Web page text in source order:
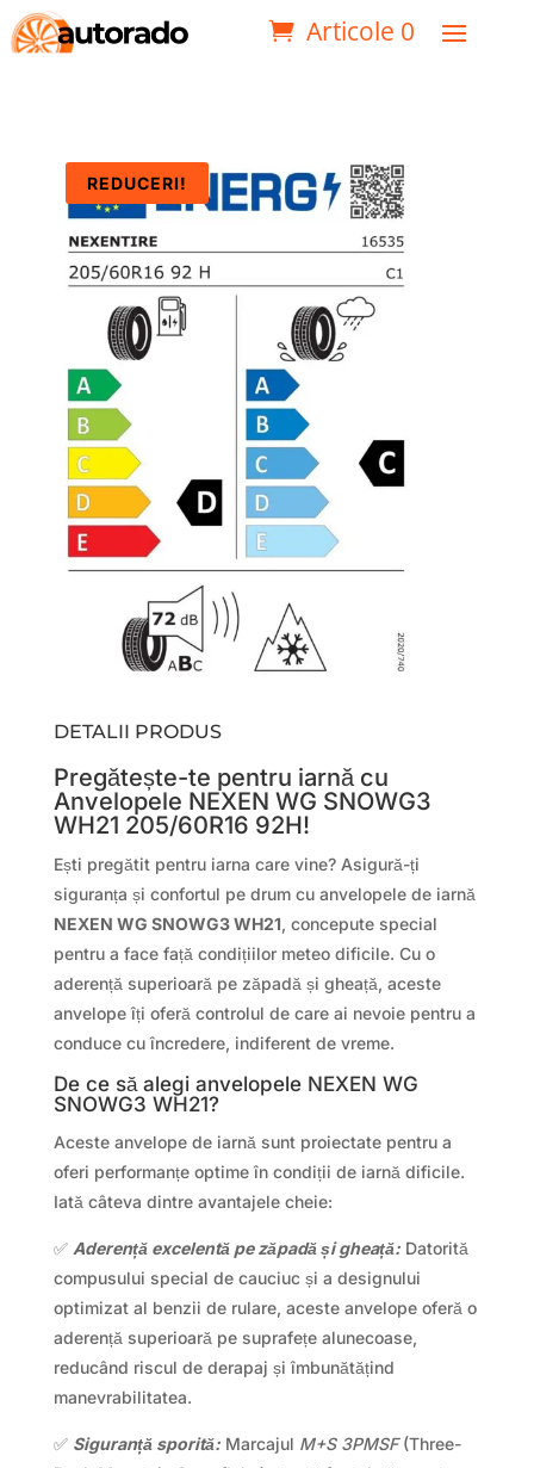
Articole 0
REDUCERI!
DETALII PRODUS
Pregătește-te pentru iarnă cu
Anvelopele NEXEN WG SNOWG3
WH21 205/60R16 92H!
Ești pregătit pentru iarna care vine? Asigură-ți
siguranța și confortul pe drum cu anvelopele de iarnă
NEXEN WG SNOWG3 WH21, concepute special
pentru a face față condițiilor meteo dificile. Cu o
aderență superioară pe zăpadă și gheață, aceste
anvelope îți oferă controlul de care ai nevoie pentru a
conduce cu încredere, indiferent de vreme.
De ce să alegi anvelopele NEXEN WG
SNOWG3 WH21?
Aceste anvelope de iarnă sunt proiectate pentru a
oferi performanțe optime în condiții de iarnă dificile.
Iată câteva dintre avantajele cheie:
✅ Aderență excelentă pe zăpadă și gheață:Datorită
compusului special de cauciuc și a designului
optimizat al benzii de rulare, aceste anvelope oferă o
aderență superioară pe suprafețe alunecoase,
reducând riscul de derapaj și îmbunătățind
manevrabilitatea.
✅ Siguranță sporită:Marcajul M+S 3PMSF(Three-